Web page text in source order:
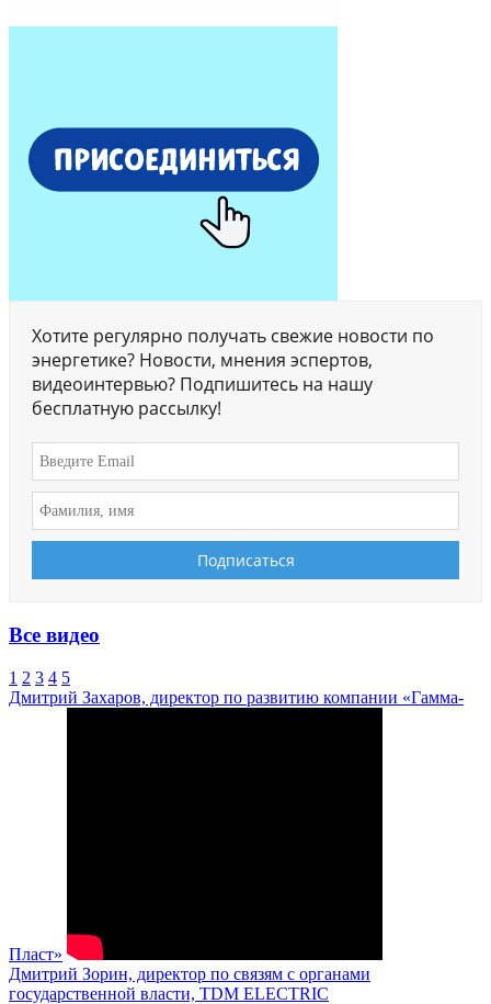
Хотите регулярно получать свежие новости по
энергетике? Новости, мнения эспертов,
видеоинтервью? Подпишитесь на нашу
бесплатную рассылку!
Все видео
1 2 3 4 5
Дмитрий Захаров, директор по развитию компании «Гамма-
Пласт»
Дмитрий Зорин, директор по связям с органами
государственной власти, TDM ELECTRIC